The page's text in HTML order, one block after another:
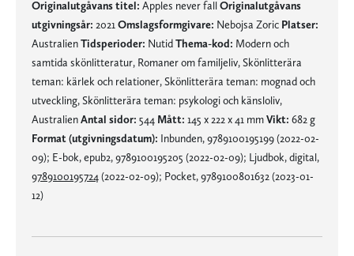
Originalutgåvans titel: Apples never fallOriginalutgåvans
utgivningsår: 2021 Omslagsformgivare: Nebojsa Zoric Platser:
AustralienTidsperioder: NutidThema-kod: Modern och
samtida skönlitteratur, Romaner om familjeliv, Skönlitterära
teman: kärlek och relationer, Skönlitterära teman: mognad och
utveckling, Skönlitterära teman: psykologi och känsloliv,
AustralienAntal sidor: 544 Mått: 145 x 222 x 41 mmVikt: 682 g
Format (utgivningsdatum): Inbunden, 9789100195199 (2022-02-
09); E-bok, epub2, 9789100195205 (2022-02-09); Ljudbok, digital,
9789100195724 (2022-02-09); Pocket, 9789100801632 (2023-01-
12)